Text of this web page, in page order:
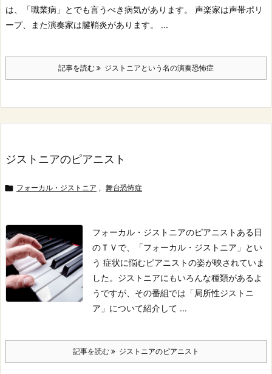
は、「職業病」とでも言うべき病気があります。
声楽家は声帯ポリ
ープ、また演奏家は腱鞘炎があります。
...
記事を読む ジストニアという名の演奏恐怖症
ジストニアのピアニスト
 フォーカル・ジストニア , 舞台恐怖症
フォーカル・ジストニアのピアニスト ある日
のＴＶで、「フォーカル・ジストニア」とい
う 症状に悩むピアニストの姿が映されていま
した。 ジストニアにもいろんな種類があるよ
うですが、その番組では「局所性ジストニ
ア」について紹介して ...
記事を読む ジストニアのピアニスト